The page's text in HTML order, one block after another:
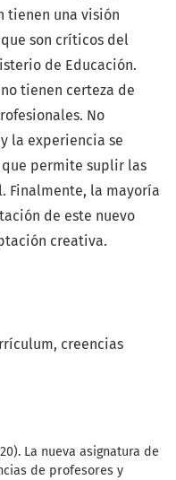
creencias
La nueva asignatura de
de profesores y
tienen una visión
son críticos del
de Educación.
tienen certeza de
No
la experiencia se
permite suplir las
Finalmente, la mayoría
de este nuevo
creativa.